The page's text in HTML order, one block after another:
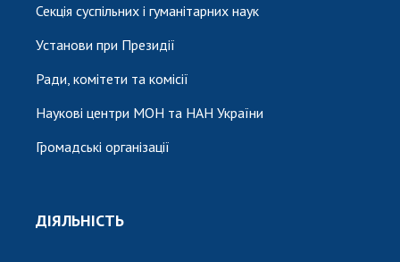
Секція суспільних і гуманітарних наук
Установи при Президії
Ради, комітети та комісії
Наукові центри МОН та НАН України
Громадські організації
ДІЯЛЬНІСТЬ